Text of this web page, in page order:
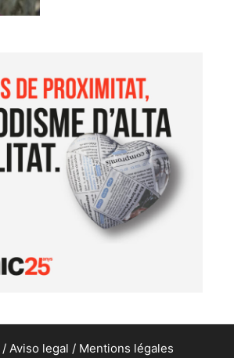
/ Aviso legal / Mentions légales